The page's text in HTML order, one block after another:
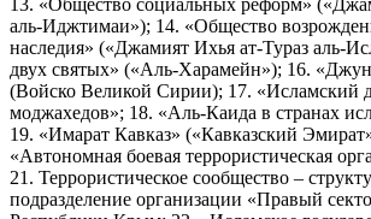
13. «Общество социальных реформ»
аль-Иджтимаи»); 14. «Общество
наследия» («Джамият Ихья ат-Тураз аль-
двух святых» («Аль-Харамейн»); 16.
(Войско Великой Сирии); 17. «Исламский
моджахедов»; 18. «Аль-Каида в странах
19. «Имарат Кавказ» («Кавказский
«Автономная боевая террористическая
21. Террористическое сообщество –
подразделение организации «Правый